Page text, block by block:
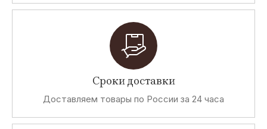
Сроки доставки
Доставляем товары по России за 24 часа